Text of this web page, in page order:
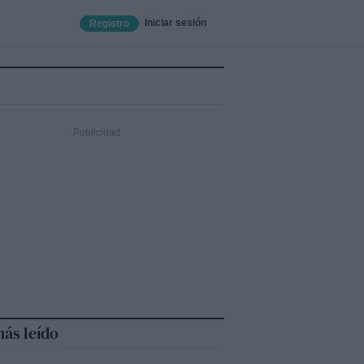
Registro Iniciar sesión
leído